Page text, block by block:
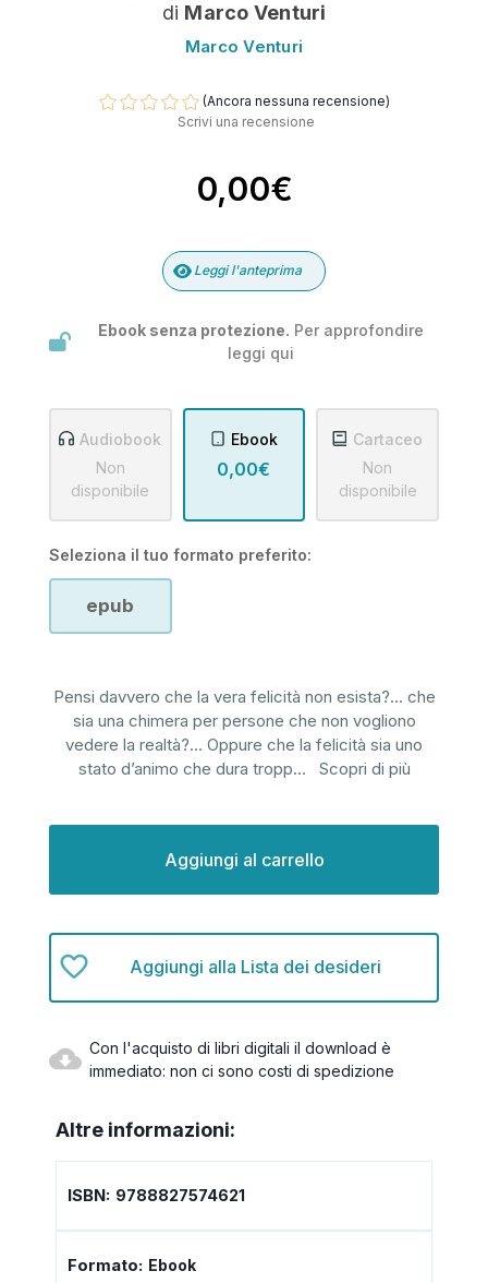
di Marco Venturi
Marco Venturi
(Ancora nessuna recensione)
Scrivi una recensione
0,00€
Leggi l'anteprima
Ebook senza protezione. Per approfondire
leggi qui
Audiobook
Non
disponibile
Ebook
0,00€
Cartaceo
Non
disponibile
Seleziona il tuo formato preferito:
epub
Pensi davvero che la vera felicità non esista?... che
sia una chimera per persone che non vogliono
vedere la realtà?... Oppure che la felicità sia uno
stato d’animo che dura tropp... Scopri di più
Aggiungi alla Lista dei desideri
Con l'acquisto di libri digitali il download è
immediato: non ci sono costi di spedizione
Altre informazioni:
ISBN: 9788827574621
Formato: Ebook